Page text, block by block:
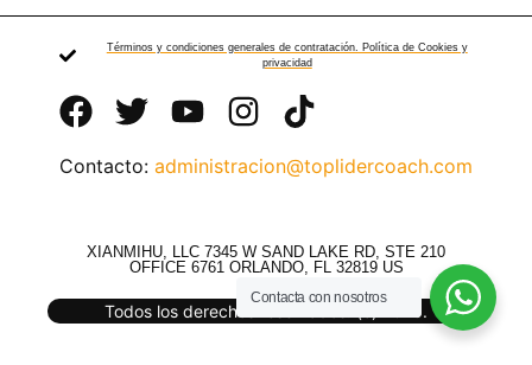
Términos y condiciones generales de contratación. Política de Cookies y
privacidad
Contacto: administracion@toplidercoach.com
XIANMIHU, LLC 7345 W SAND LAKE RD, STE 210
OFFICE 6761 ORLANDO, FL 32819 US
Todos los derechos reservados. (c) 2025.
Contacta con nosotros